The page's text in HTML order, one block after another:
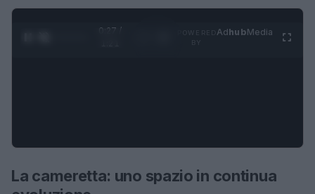
0:28 /
AdhubMedia
La cameretta: uno spazio in continua